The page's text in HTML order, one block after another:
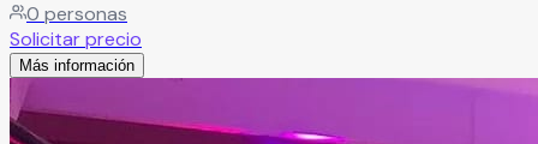
tu evento social, en un ambiente pensado para crear
recuerdos memorables.
0 personas
Solicitar precio
Más información